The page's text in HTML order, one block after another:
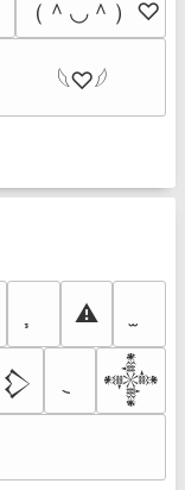
（＾◡＾）♡
𓆩♡𓆪
⚠
𒁷 𒀱